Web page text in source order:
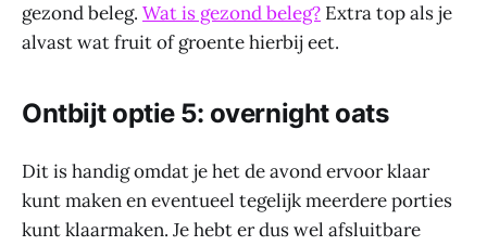
gezond beleg. Wat is gezond beleg? Extra top als je
alvast wat fruit of groente hierbij eet.
Ontbijt optie 5: overnight oats
Dit is handig omdat je het de avond ervoor klaar
kunt maken en eventueel tegelijk meerdere porties
kunt klaarmaken. Je hebt er dus wel afsluitbare